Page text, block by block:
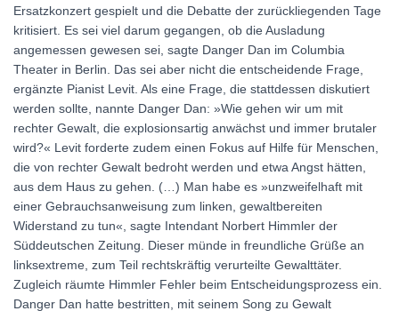
Ersatzkonzert gespielt und die Debatte der zurückliegenden Tage
kritisiert. Es sei viel darum gegangen, ob die Ausladung
angemessen gewesen sei, sagte Danger Dan im Columbia
Theater in Berlin. Das sei aber nicht die entscheidende Frage,
ergänzte Pianist Levit. Als eine Frage, die stattdessen diskutiert
werden sollte, nannte Danger Dan: »Wie gehen wir um mit
rechter Gewalt, die explosionsartig anwächst und immer brutaler
wird?« Levit forderte zudem einen Fokus auf Hilfe für Menschen,
die von rechter Gewalt bedroht werden und etwa Angst hätten,
aus dem Haus zu gehen. (…) Man habe es »unzweifelhaft mit
einer Gebrauchsanweisung zum linken, gewaltbereiten
Widerstand zu tun«, sagte Intendant Norbert Himmler der
Süddeutschen Zeitung. Dieser münde in freundliche Grüße an
linksextreme, zum Teil rechtskräftig verurteilte Gewalttäter.
Zugleich räumte Himmler Fehler beim Entscheidungsprozess ein.
Danger Dan hatte bestritten, mit seinem Song zu Gewalt